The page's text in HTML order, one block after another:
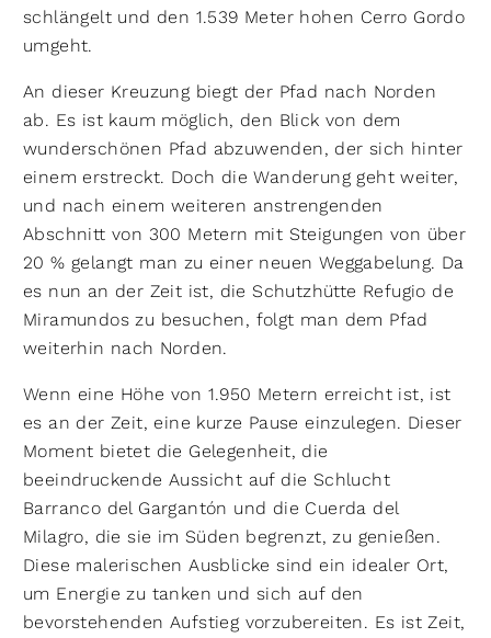
schlängelt und den 1.539 Meter hohen Cerro Gordo
umgeht.
An dieser Kreuzung biegt der Pfad nach Norden
ab. Es ist kaum möglich, den Blick von dem
wunderschönen Pfad abzuwenden, der sich hinter
einem erstreckt. Doch die Wanderung geht weiter,
und nach einem weiteren anstrengenden
Abschnitt von 300 Metern mit Steigungen von über
20 % gelangt man zu einer neuen Weggabelung. Da
es nun an der Zeit ist, die Schutzhütte Refugio de
Miramundos zu besuchen, folgt man dem Pfad
weiterhin nach Norden.
Wenn eine Höhe von 1.950 Metern erreicht ist, ist
es an der Zeit, eine kurze Pause einzulegen. Dieser
Moment bietet die Gelegenheit, die
beeindruckende Aussicht auf die Schlucht
Barranco del Gargantón und die Cuerda del
Milagro, die sie im Süden begrenzt, zu genießen.
Diese malerischen Ausblicke sind ein idealer Ort,
um Energie zu tanken und sich auf den
bevorstehenden Aufstieg vorzubereiten. Es ist Zeit,